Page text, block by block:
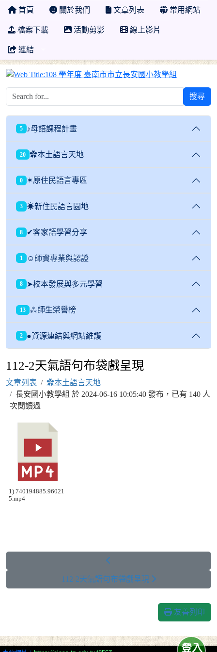
首頁 關於我們 文章列表 常用網站
檔案下載 活動剪影 線上影片
連結
搜尋
5 ♪母語課程計畫
20 ✿本土語言天地
0 ✶原住民語言專區
3 ☀新住民語言園地
8 ✔客家語學習分享
1 ☺師資專業與認證
8 ➤校本發展與多元學習
13 ⁂師生榮譽榜
2 ●資源連結與網站維護
112-2天氣語句布袋戲呈現
文章列表
✿本土語言天地
長安國小教學組 於 2024-06-16 10:05:40 發布，已有 140 人
次閱讀過
1) 740194885.96021
5.mp4
112-2天氣語句布袋戲呈現
友善列印